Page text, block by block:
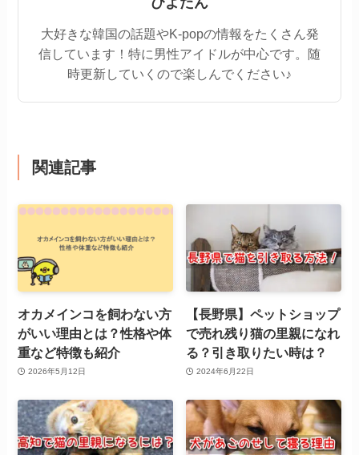
大好きな韓国の話題やK-popの情報をたくさん発
信しています！特に男性アイドルが中心です。随
時更新していくので楽しんでください♪
関連記事
オカメインコを飼わない方
がいい理由とは？性格や体
重など特徴も紹介
2026年5月12日
【長野県】ペットショップ
で売れ残り猫の里親になれ
る？引き取りたい時は？
2024年6月22日